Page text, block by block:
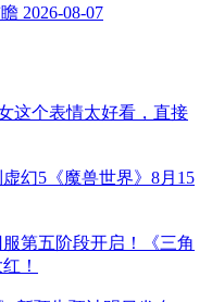
瞻 2026-08-07
这个表情太好看，直接
幻5《魔兽世界》8月15
第五阶段开启！《三角
！